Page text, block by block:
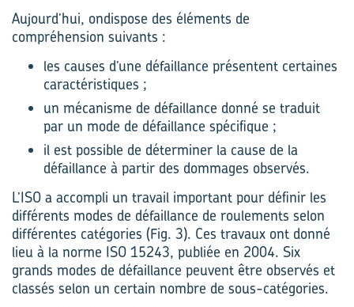
Aujourd’hui, ondispose des éléments de
compréhension suivants :
les causes d’une défaillance présentent certaines
caractéristiques ;
un mécanisme de défaillance donné se traduit
par un mode de défaillance spécifique ;
il est possible de déterminer la cause de la
défaillance à partir des dommages observés.
L’ISO a accompli un travail important pour définir les
différents modes de défaillance de roulements selon
différentes catégories (Fig. 3). Ces travaux ont donné
lieu à la norme ISO 15243, publiée en 2004. Six
grands modes de défaillance peuvent être observés et
classés selon un certain nombre de sous-catégories.